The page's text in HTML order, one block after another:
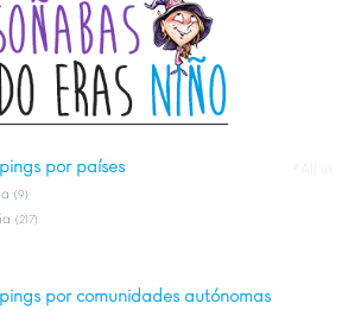
por países
(9)
(217)
por comunidades autónomas